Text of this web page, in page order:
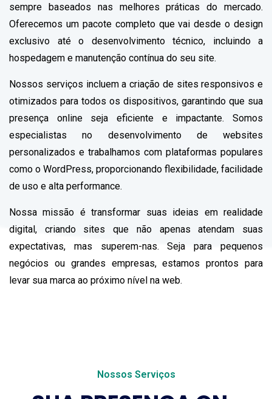
sempre baseados nas melhores práticas do mercado.
Oferecemos um pacote completo que vai desde o design
exclusivo até o desenvolvimento técnico, incluindo a
hospedagem e manutenção contínua do seu site.
Nossos serviços incluem a criação de sites responsivos e
otimizados para todos os dispositivos, garantindo que sua
presença online seja eficiente e impactante. Somos
especialistas no desenvolvimento de websites
personalizados e trabalhamos com plataformas populares
como o WordPress, proporcionando flexibilidade, facilidade
de uso e alta performance.
Nossa missão é transformar suas ideias em realidade
digital, criando sites que não apenas atendam suas
expectativas, mas superem-nas. Seja para pequenos
negócios ou grandes empresas, estamos prontos para
levar sua marca ao próximo nível na web.
Nossos Serviços